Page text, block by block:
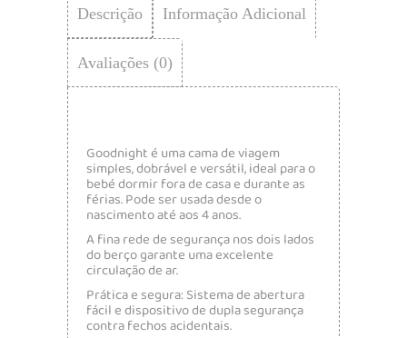
Descrição Informação Adicional
Avaliações (0)
Goodnight é uma cama de viagem
simples, dobrável e versátil, ideal para o
bebé dormir fora de casa e durante as
férias. Pode ser usada desde o
nascimento até aos 4 anos.
A fina rede de segurança nos dois lados
do berço garante uma excelente
circulação de ar.
Prática e segura: Sistema de abertura
fácil e dispositivo de dupla segurança
contra fechos acidentais.